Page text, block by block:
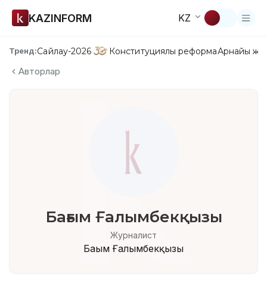
KAZINFORM KZ
Тренд:Сайлау-2026 Конституциялық реформаАрнайы
Авторлар
Бағым Ғалымбекқызы
Журналист
Бағым Ғалымбекқызы